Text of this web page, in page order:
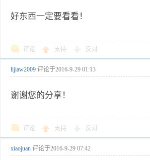
好东西一定要看看！
评论 支持 反对
lijiaw2009 评论于2016-9-29 01:13
谢谢您的分享！
评论 支持 反对
xiaojuan 评论于2016-9-29 07:42